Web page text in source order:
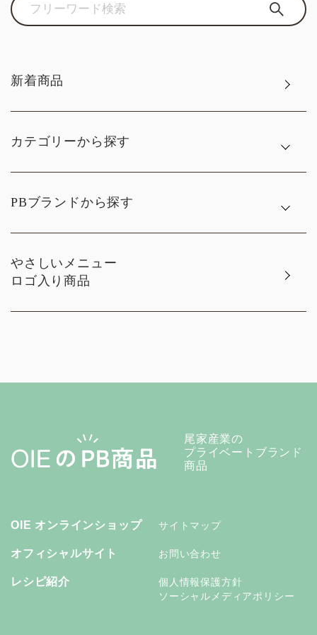
新着商品
カテゴリーから探す
PBブランドから探す
やさしいメニュー
ロゴ入り商品
尾家産業の
プライベートブランド
商品
OIE オンラインショップ
オフィシャルサイト
レシピ紹介
サイトマップ
お問い合わせ
個人情報保護方針
ソーシャルメディアポリシー